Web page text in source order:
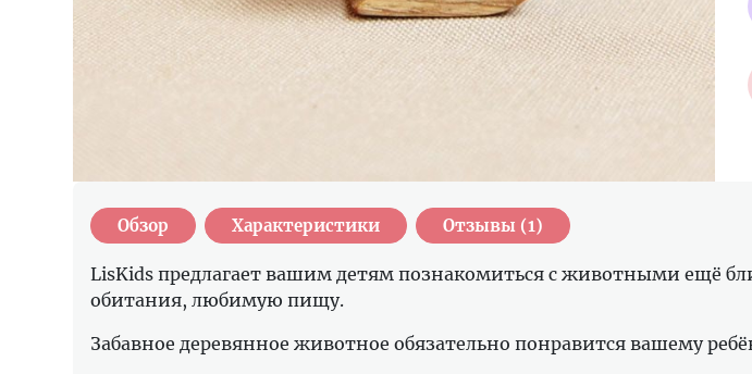
Обзор Характеристики Отзывы (1)
LisKids предлагает вашим детям познакомиться с животными ещё
обитания, любимую пищу.
Забавное деревянное животное обязательно понравится вашему